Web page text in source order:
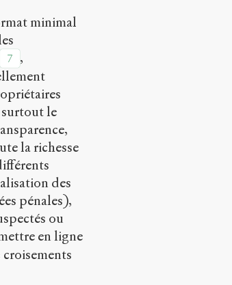
minimal
7
,
surtout le
la richesse
des
pénales),
ou
en ligne